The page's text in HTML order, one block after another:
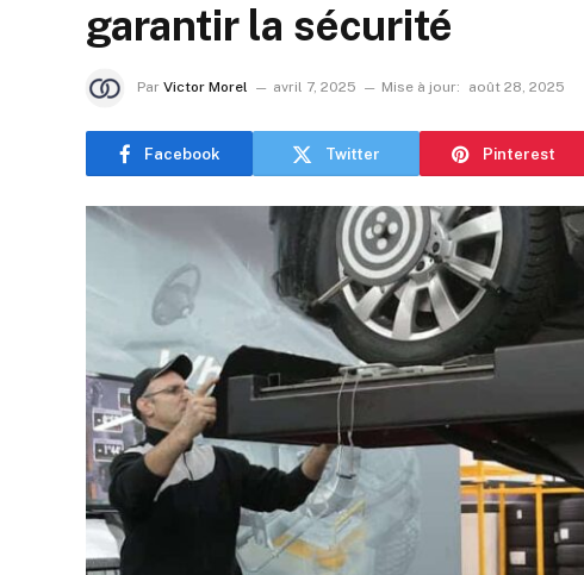
garantir la sécurité
Par Victor Morel avril 7, 2025 Mise à jour: août 28, 2025
Facebook Twitter Pinterest